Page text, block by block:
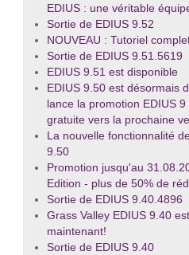
EDIUS : une véritable
Sortie de EDIUS 9.52
NOUVEAU : Tutoriel
Sortie de EDIUS 9.51.5619
EDIUS 9.51 est disponible
EDIUS 9.50 est désormais
lance la promotion EDIUS
gratuite vers la prochaine
La nouvelle fonctionnalité
9.50
Promotion jusqu'au
Edition - plus de 50% de
Sortie de EDIUS 9.40.4896
Grass Valley EDIUS 9.40
maintenant!
Sortie de EDIUS 9.40